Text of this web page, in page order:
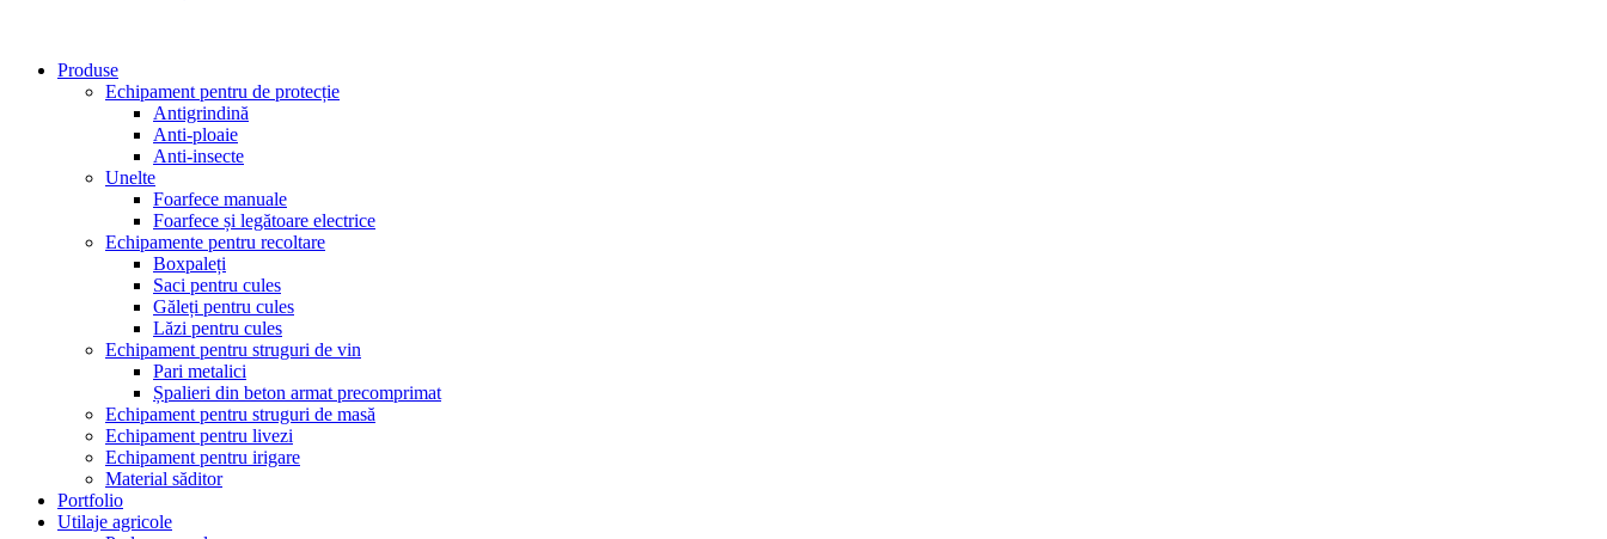
Produse
Echipament pentru de protecție
Antigrindină
Anti-ploaie
Anti-insecte
Unelte
Foarfece manuale
Foarfece și legătoare electrice
Echipamente pentru recoltare
Boxpaleți
Saci pentru cules
Găleți pentru cules
Lăzi pentru cules
Echipament pentru struguri de vin
Pari metalici
Șpalieri din beton armat precomprimat
Echipament pentru struguri de masă
Echipament pentru livezi
Echipament pentru irigare
Material săditor
Portfolio
Utilaje agricole